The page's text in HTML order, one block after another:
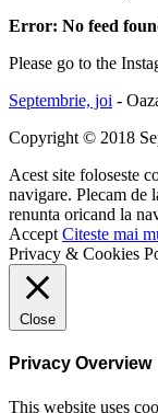
Error: No feed
Please go to the
Septembrie, joi -
Copyright © 2018
Acest site foloseste
navigare. Plecam de
renunta oricand la
Accept Citeste mai
Privacy & Cookies
Close
Privacy Overview
This website uses